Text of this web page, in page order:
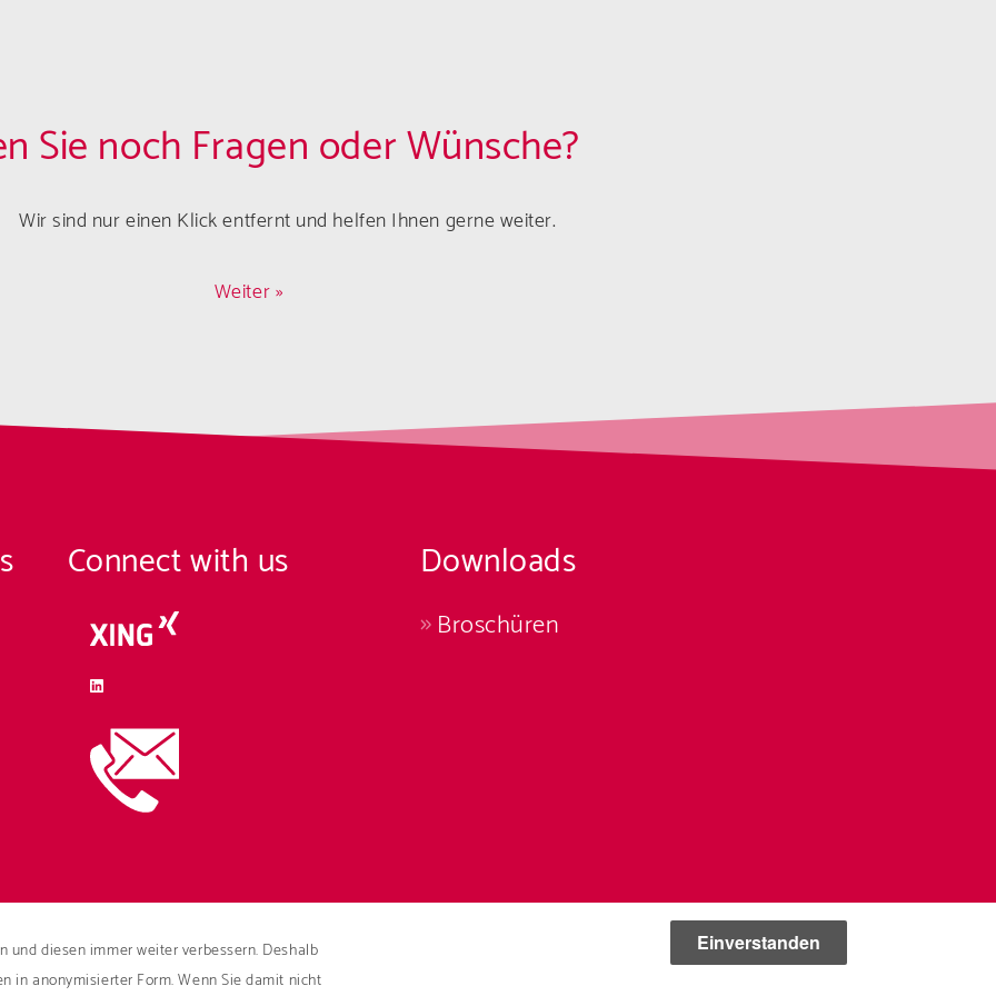
diesen immer weiter verbessern. Deshalb
in anonymisierter Form. Wenn Sie damit nicht
Einverstanden
Sie noch Fragen oder Wünsche?
Wir sind nur einen Klick entfernt und helfen Ihnen gerne weiter.
Weiter »
Connect with us Downloads
Broschüren
© 2026 ROAD Deutschland GmbH